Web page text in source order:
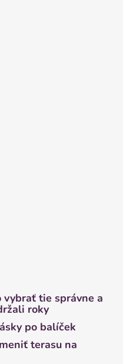
vybrať tie správne a
roky
po balíček
terasu na